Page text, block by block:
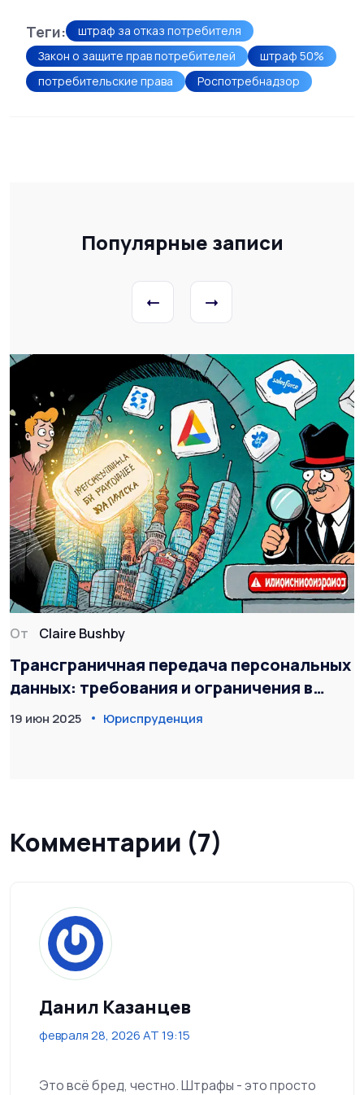
Теги:
штраф за отказ потребителя
Закон о защите прав потребителей
штраф 50%
потребительские права
Роспотребнадзор
Популярные записи
От Claire Bushby
Трансграничная передача персональных
данных: требования и ограничения в
2025 году
19 июн 2025 Юриспруденция
Комментарии (7)
Данил Казанцев
февраля 28, 2026 AT 19:15
Это всё бред, честно. Штрафы - это просто